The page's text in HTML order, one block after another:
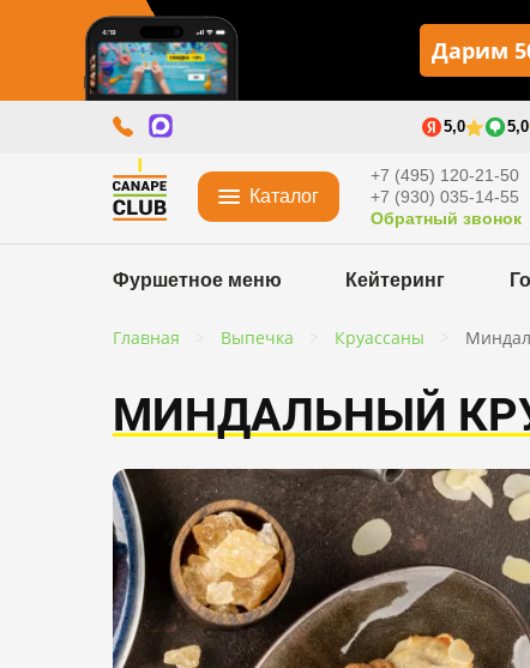
Дарим
5,0 5,0
Каталог
+7 (495) 120-21-50
+7 (930) 035-14-55
Обратный звонок
Фуршетное меню Кейтеринг
Главная Выпечка Круассаны
МИНДАЛЬНЫЙ